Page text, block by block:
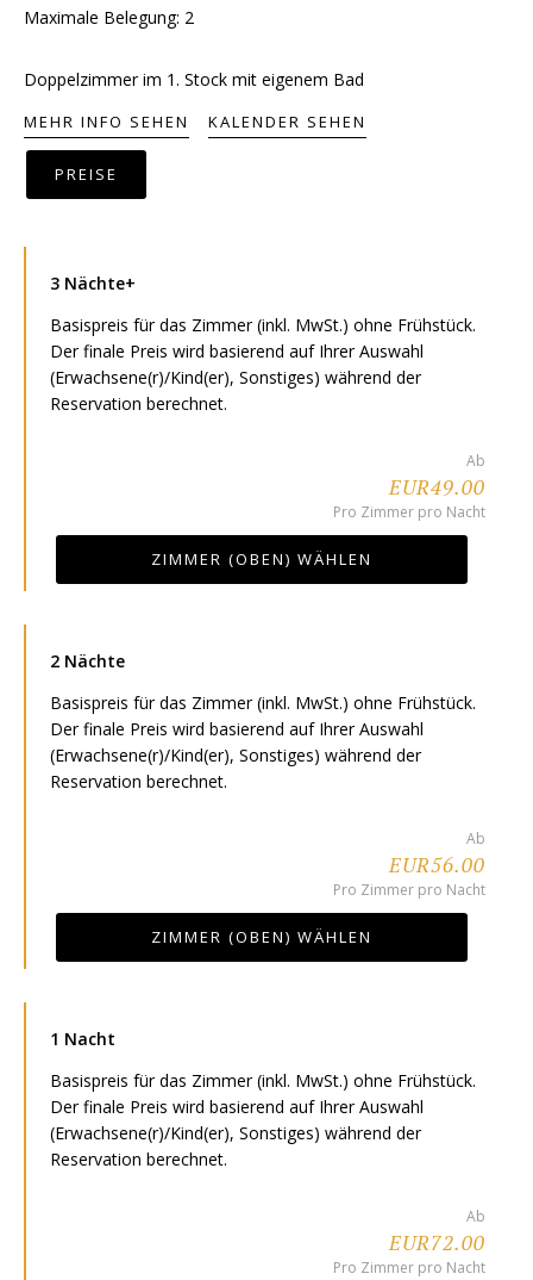
Maximale Belegung: 2
Doppelzimmer im 1. Stock mit eigenem Bad
MEHR INFO SEHEN KALENDER SEHEN
PREISE
3 Nächte+
Basispreis für das Zimmer (inkl. MwSt.) ohne Frühstück.
Der finale Preis wird basierend auf Ihrer Auswahl
(Erwachsene(r)/Kind(er), Sonstiges) während der
Reservation berechnet.
Ab
EUR49.00
Pro Zimmer pro Nacht
ZIMMER (OBEN) WÄHLEN
2 Nächte
Basispreis für das Zimmer (inkl. MwSt.) ohne Frühstück.
Der finale Preis wird basierend auf Ihrer Auswahl
(Erwachsene(r)/Kind(er), Sonstiges) während der
Reservation berechnet.
Ab
EUR56.00
Pro Zimmer pro Nacht
ZIMMER (OBEN) WÄHLEN
1 Nacht
Basispreis für das Zimmer (inkl. MwSt.) ohne Frühstück.
Der finale Preis wird basierend auf Ihrer Auswahl
(Erwachsene(r)/Kind(er), Sonstiges) während der
Reservation berechnet.
Ab
EUR72.00
Pro Zimmer pro Nacht